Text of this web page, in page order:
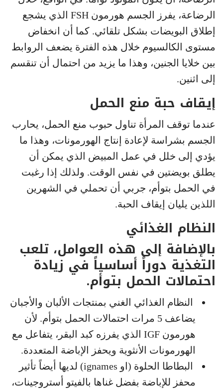
الرضاعة، يفرز الجسم هورمون FSH الذي يشجع
إطلاق البويضات بشكل تلقائي. كما أن انخفاض
مستوى الكالسيوم خلال هذه الفترة يضعف الروابط
بين خلايا الجنين، وهذا ما يزيد من احتمال أن تنقسم
إلى اثنين.
إيقاف حبة منع الحمل
عندما توقف المرأة تناول حبوب منع الحمل، يحارب
الجسم بشراسة لإعادة إنتاج الهورمونات، وهذا ما
يؤدي إلى خلل في عمل المبيض الذي يمكن أن
يطلق بويضتين في نفس الوقت. ولذلك إذا رغبت
في الحمل بتوأم، جربي أن تحملي في الشهرين
اللذين يليان إيقاف الحبة.
النظام الغذائي
بالإضافة إلى هذه العوامل، تلعب
التغذية دوراً أساسياً في زيادة
احتمالات الحمل بتوأم.
النظام الغذائي الغني بمنتجات الألبان والأجبان
يضاعف 5 مرات احتمالات الحمل بتوأم. لأن
هورمون IGF الذي يفرزه كبد البقر، يتفاعل مع
الهورمونات الأنثوية ويحفز الإباضة المتعددة.
البطاطا الحلوة (او ignames) لديها أيضاً تأثير
محفز للإباضة بفضل غناها بالفيتو أستروجينات،